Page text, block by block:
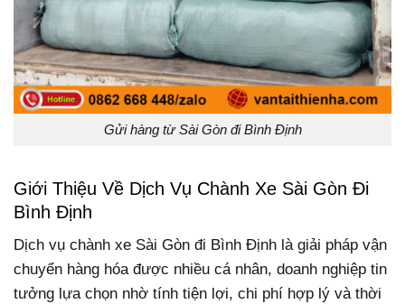
Gửi hàng từ Sài Gòn đi Bình Định
Giới Thiệu Về Dịch Vụ Chành Xe Sài Gòn Đi
Bình Định
Dịch vụ chành xe Sài Gòn đi Bình Định là giải pháp vận
chuyển hàng hóa được nhiều cá nhân, doanh nghiệp tin
tưởng lựa chọn nhờ tính tiện lợi, chi phí hợp lý và thời